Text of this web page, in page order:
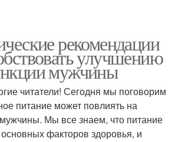
рекомендации
улучшению
мужчины
читатели! Сегодня мы поговорим
питание может повлиять на
Мы все знаем, что питание
факторов здоровья, и